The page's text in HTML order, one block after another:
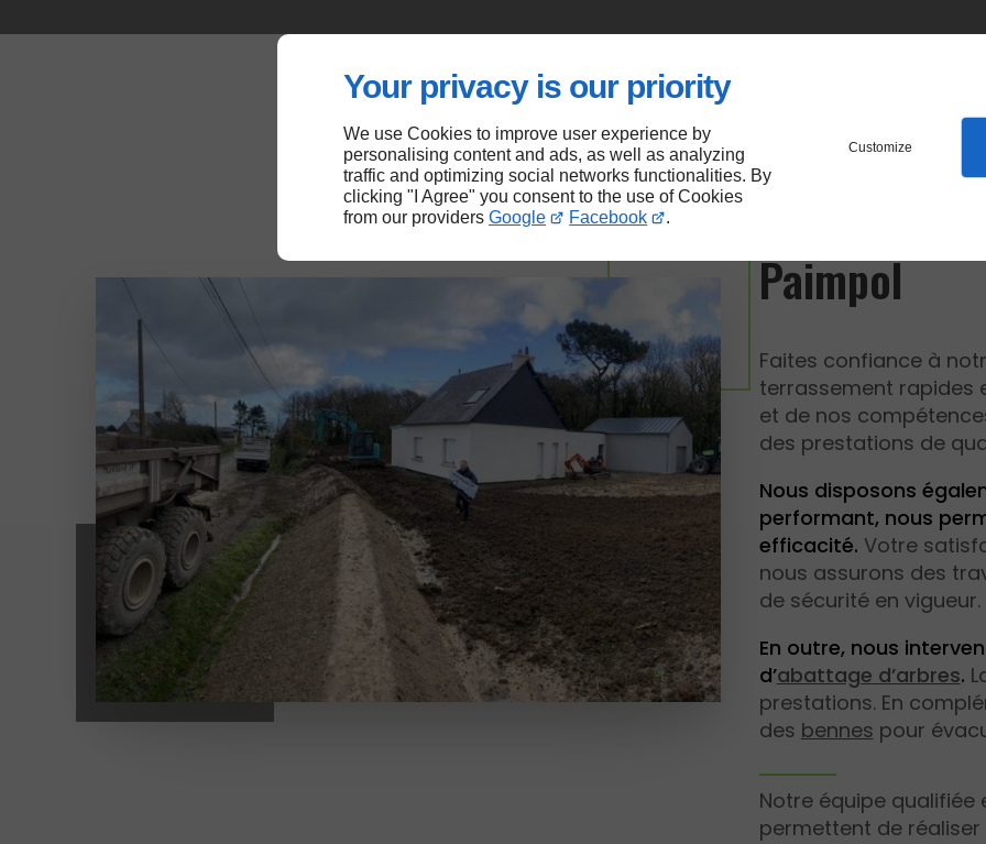
Your privacy is our priority
We use Cookies to improve user experience by
personalising content and ads, as well as analyzing
traffic and optimizing social networks functionalities. By
clicking "I Agree" you consent to the use of Cookies
from our providers Google Facebook .
Customize
Choisir
travaux de
Paimpol
Faites confiance à
terrassement rapides
et de nos
des prestations de
Nous disposons
performant, nous
efficacité. Votre
nous assurons des
de sécurité en vigueur.
En outre, nous
d’abattage d’arbres.
prestations. En
des bennes pour
Notre équipe
permettent de